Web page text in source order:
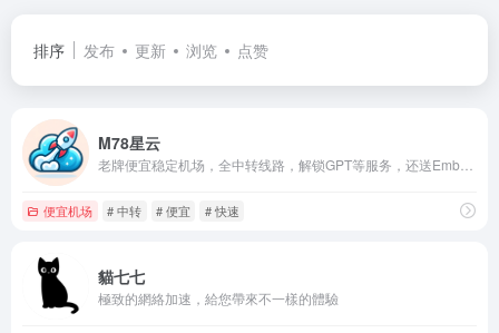
排序 发布 更新 浏览 点赞
M78星云
便宜机场 # 中转 # 便宜 # 快速
貓七七
極致的網絡加速，給您帶來不一樣的體驗